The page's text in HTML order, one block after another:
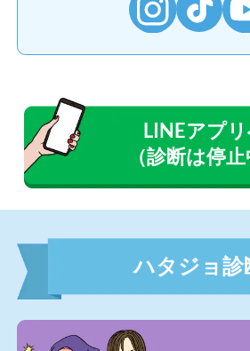
LINEアプ
（診断は停止
ハタジョ診